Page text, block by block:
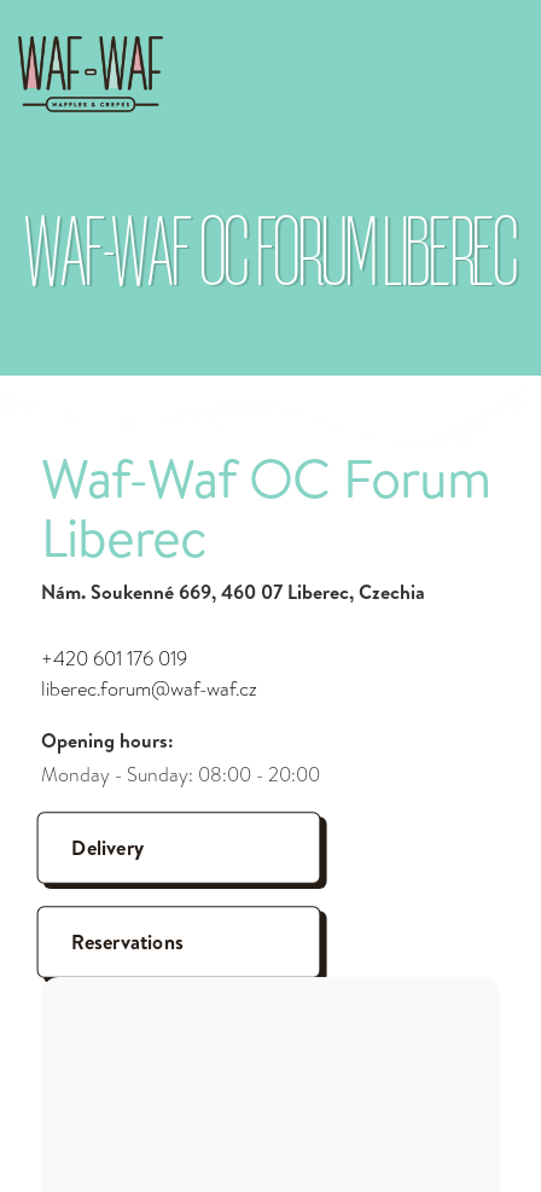
WAF-WAF OC FORUM LIBEREC
Waf-Waf OC Forum
Liberec
Nám. Soukenné 669, 460 07 Liberec, Czechia
+420 601 176 019
liberec.forum@waf-waf.cz
Opening hours:
Monday - Sunday: 08:00 - 20:00
Delivery
Reservations